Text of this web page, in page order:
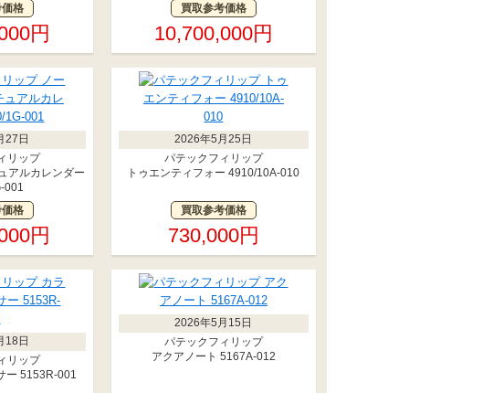
格
円
買取参考価格
10,700,000円
27日
リップ
アルカレンダー
001
格
円
2026年5月25日
パテックフィリップ
トゥエンティフォー 4910/10A-010
買取参考価格
730,000円
18日
リップ
ー 5153R-001
2026年5月15日
パテックフィリップ
アクアノート 5167A-012